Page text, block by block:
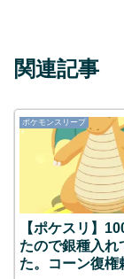
関連記事
ポケモンスリープ
【ポケスリ】
たので銀種入れ
た。コーン復権